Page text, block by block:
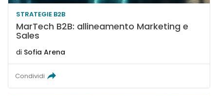
STRATEGIE B2B
MarTech B2B: allineamento Marketing e
Sales
di Sofia Arena
Condividi